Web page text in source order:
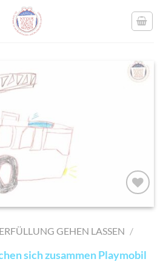
AUF MEINE
SETZEN
GEHEN LASSEN /
sich zusammen Playmobil